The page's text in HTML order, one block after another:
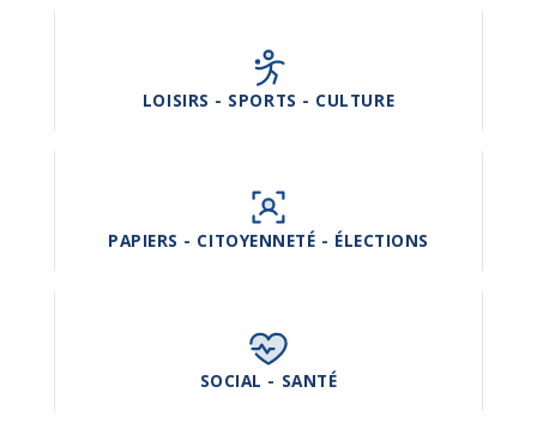
LOISIRS - SPORTS - CULTURE
PAPIERS - CITOYENNETÉ - ÉLECTIONS
SOCIAL - SANTÉ